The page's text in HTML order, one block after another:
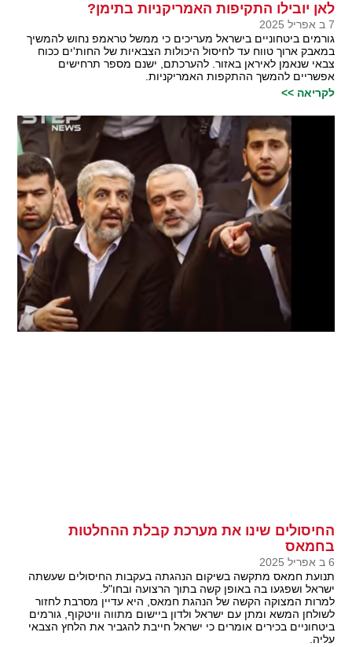
לאן יובילו התקיפות האמריקניות בתימן?
7 ב אפריל 2025
גורמים ביטחוניים בישראל מעריכים כי ממשל טראמפ נחוש להמשיך
במאבק ארוך טווח עד לחיסול היכולות הצבאיות של החות'ים ככוח
צבאי שנאמן לאיראן באזור. להערכתם, ישנם מספר תרחישים
אפשריים להמשך ההתקפות האמריקניות.
לקריאה >>
החיסולים שינו את מערכת קבלת ההחלטות
בחמאס
6 ב אפריל 2025
תנועת חמאס מתקשה בשיקום הנהגתה בעקבות החיסולים שעשתה
ישראל ושפגעו בה באופן קשה בתוך הרצועה ובחו"ל.
למרות המצוקה הקשה של הנהגת חמאס, היא עדיין מסרבת לחזור
לשולחן המשא ומתן עם ישראל ולדון ביישום מתווה וויטקוף, גורמים
ביטחוניים בכירים אומרים כי ישראל חייבת להגביר את הלחץ הצבאי
עליה.